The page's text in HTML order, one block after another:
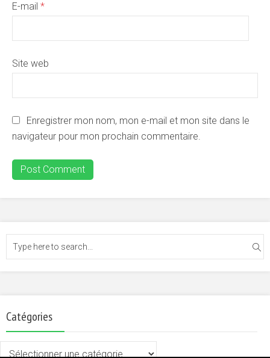
E-mail *
Site web
Enregistrer mon nom, mon e-mail et mon site dans le
navigateur pour mon prochain commentaire.
Catégories